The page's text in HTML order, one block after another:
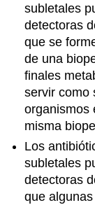
subletales
detectoras
que se
de una
finales
servir como
organismos
misma
Los
subletales
detectoras
que